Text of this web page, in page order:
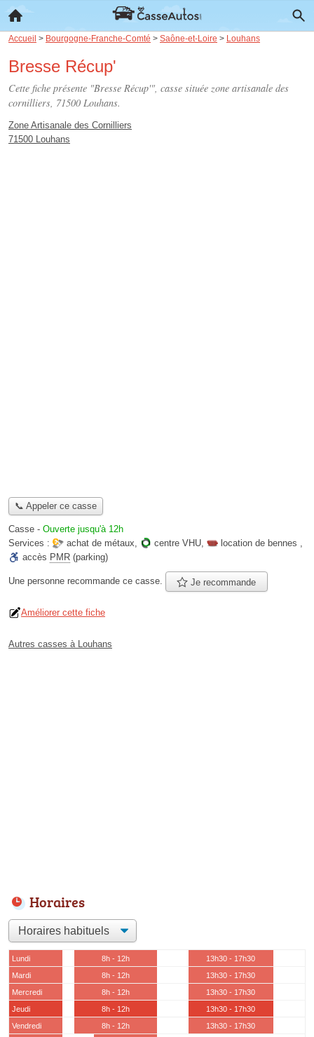
Accueil > Bourgogne-Franche-Comté > Saône-et-Loire > Louhans
Bresse Récup'
Cette fiche présente "Bresse Récup'", casse située zone artisanale des
cornilliers, 71500 Louhans.
Zone Artisanale des Cornilliers
71500 Louhans
📞 Appeler ce casse
Casse - Ouverte jusqu'à 12h
Services :
achat de métaux, centre VHU, location de bennes ,
accès PMR (parking)
Une personne recommande ce casse. Je recommande
Améliorer cette fiche
Autres casses à Louhans
Horaires
Lundi 8h - 12h
13h30 - 17h30
Mardi
8h - 12h
13h30 - 17h30
Mercredi
8h - 12h
13h30 - 17h30
Jeudi
8h - 12h
13h30 - 17h30
Vendredi
8h - 12h
13h30 - 17h30